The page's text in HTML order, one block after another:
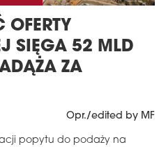
OFERTY
SIĘGA 52 MLD
ZA
Opr./edited by MF
popytu do podaży na
wydaniu
arrow_forward